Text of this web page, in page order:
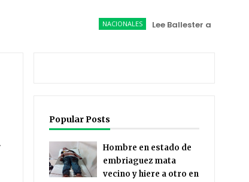
NACIONALES Lee Ballester a los que se
Popular Posts
Hombre en estado de
embriaguez mata
vecino y hiere a otro en